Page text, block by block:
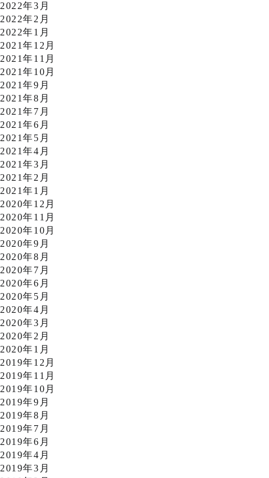
2022年3月
2022年2月
2022年1月
2021年12月
2021年11月
2021年10月
2021年9月
2021年8月
2021年7月
2021年6月
2021年5月
2021年4月
2021年3月
2021年2月
2021年1月
2020年12月
2020年11月
2020年10月
2020年9月
2020年8月
2020年7月
2020年6月
2020年5月
2020年4月
2020年3月
2020年2月
2020年1月
2019年12月
2019年11月
2019年10月
2019年9月
2019年8月
2019年7月
2019年6月
2019年4月
2019年3月